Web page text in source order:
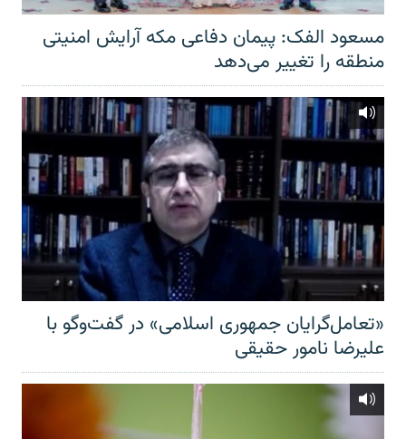
مسعود الفک: پیمان دفاعی مکه آرایش امنیتی
منطقه را تغییر می‌دهد
«تعامل‌گرایان جمهوری اسلامی» در گفت‌وگو با
علیرضا نامور حقیقی